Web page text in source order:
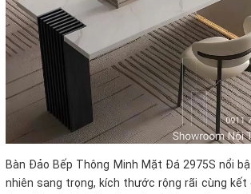
Bàn Đảo Bếp Thông Minh Mặt Đá 2975S nổi
nhiên sang trọng, kích thước rộng rãi cùng kết